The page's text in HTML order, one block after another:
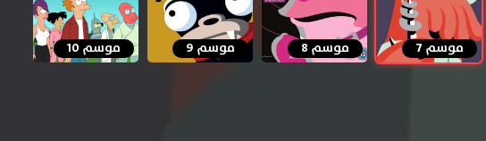
موسم 7 موسم 8 موسم 9 موسم 10